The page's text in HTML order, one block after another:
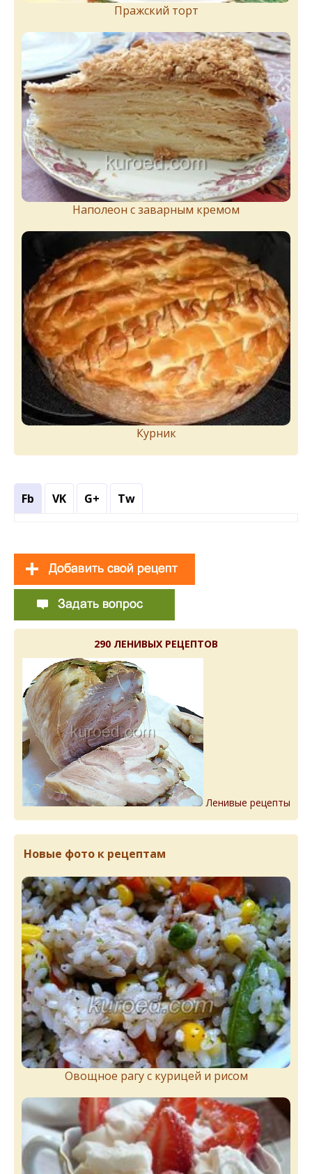
Пражский торт
Наполеон с заварным кремом
Курник
Fb VK G+ Tw
290 ЛЕНИВЫХ РЕЦЕПТОВ
Ленивые рецепты
Новые фото к рецептам
Овощное рагу с курицей и рисом